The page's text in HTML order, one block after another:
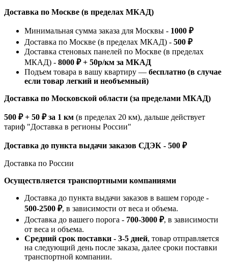
Доставка по Москве (в пределах МКАД)
Минимальная сумма заказа для Москвы - 1000 ₽
Доставка по Москве (в пределах МКАД) - 500 ₽
Доставка стеновых панелей по Москве (в пределах
МКАД) - 8000 ₽ + 50р/км за МКАД
Подъем товара в вашу квартиру — бесплатно (в случае
если товар легкий и необъемный)
Доставка по Московской области (за пределами МКАД)
500 ₽ + 50 ₽ за 1 км (в пределах 20 км), дальше действует
тариф "Доставка в регионы России"
Доставка до пункта выдачи заказов СДЭК - 500 ₽
Доставка по России
Осуществляется транспортными компаниями
Доставка до пункта выдачи заказов в вашем городе -
500-2500 ₽, в зависимости от веса и объема.
Доставка до вашего порога - 700-3000 ₽, в зависимости
от веса и объема.
Средний срок поставки - 3-5 дней, товар отправляется
на следующий день после заказа, далее сроки поставки
транспортной компании.